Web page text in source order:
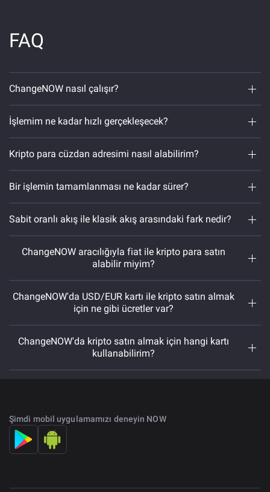
FAQ
ChangeNOW nasıl çalışır?
İşlemim ne kadar hızlı gerçekleşecek?
Kripto para cüzdan adresimi nasıl alabilirim?
Bir işlemin tamamlanması ne kadar sürer?
DDoS saldırıları. Ne yazık ki bu tür sorunlar zaman
zaman yaşanmaktadır, ancak size yardımcı
olmaktan ve sorunları çözmekten her zaman
Kripto para güncellemeleri. İstemciyi
güncelleyebilir ve bazı coinleri devre dışı
Blok zinciri aşırı yüklenmiş durumda. Çok fazla
işlem blok zincirine dahil edilmeyi bekliyor ve
daha beklemeniz gerekebilir.
Sabit oranlı akış ile klasik akış arasındaki fark nedir?
ChangeNOW aracılığıyla fiat ile kripto para satın
alabilir miyim?
ChangeNOW'da USD/EUR kartı ile kripto satın almak
için ne gibi ücretler var?
ChangeNOW'da kripto satın almak için hangi kartı
kullanabilirim?
Şimdi mobil uygulamamızı deneyin NOW